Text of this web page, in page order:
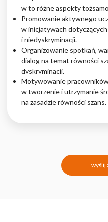
w to różne aspekty
Promowanie aktywnego
w inicjatywach
i niedyskryminacji.
Organizowanie spotkań,
dialog na temat równości
dyskryminacji.
Motywowanie
w tworzenie i utrzymanie
na zasadzie równości szans.
wyślij